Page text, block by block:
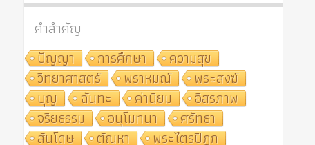
คำสำคัญ
ปัญญา
การศึกษา
ความสุข
วิทยาศาสตร์
พราหมณ์
พระสงฆ์
บุญ
ฉันทะ ค่านิยม
อิสรภาพ
จริยธรรม
อนุโมทนา
ศรัทธา
สันโดษ
ตัณหา
พระไตรปิฎก